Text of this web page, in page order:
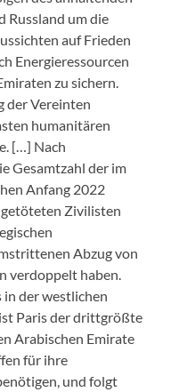
Russland um die
auf Frieden
Energieressourcen
zu sichern.
der Vereinten
humanitären
[…] Nach
e Gesamtzahl der im
Anfang 2022
Zivilisten
Abzug von
verdoppelt haben.
der westlichen
Paris der drittgrößte
Arabischen Emirate
für ihre
und folgt